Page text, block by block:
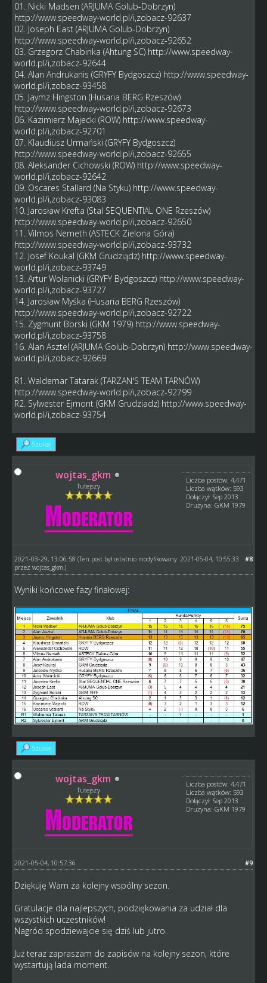
01. Nicki Madsen (ARJUMA Golub-Dobrzyn)
http://www.speedway-world.pl/i,zobacz-92637
02. Joseph East (ARJUMA Golub-Dobrzyn)
http://www.speedway-world.pl/i,zobacz-92652
03. Grzegorz Chabinka (Ahtung SC) http://www.speedway-
world.pl/i,zobacz-92644
04. Alan Andrukanis (GRYFY Bydgoszcz) http://www.speedway-
world.pl/i,zobacz-93458
05. Jaymz Hingston (Husaria BERG Rzeszów)
http://www.speedway-world.pl/i,zobacz-92673
06. Kazimierz Majecki (ROW) http://www.speedway-
world.pl/i,zobacz-92701
07. Klaudiusz Urmański (GRYFY Bydgoszcz)
http://www.speedway-world.pl/i,zobacz-92655
08. Aleksander Cichowski (ROW) http://www.speedway-
world.pl/i,zobacz-92642
09. Oscares Stallard (Na Styku) http://www.speedway-
world.pl/i,zobacz-93083
10. Jarosław Krefta (Stal SEQUENTIAL ONE Rzeszów)
http://www.speedway-world.pl/i,zobacz-92650
11. Vilmos Nemeth (ASTECK Zielona Góra)
http://www.speedway-world.pl/i,zobacz-93732
12. Josef Koukal (GKM Grudziądz) http://www.speedway-
world.pl/i,zobacz-93749
13. Artur Wolanicki (GRYFY Bydgoszcz) http://www.speedway-
world.pl/i,zobacz-93727
14. Jarosław Myśka (Husaria BERG Rzeszów)
http://www.speedway-world.pl/i,zobacz-92722
15. Zygmunt Borski (GKM 1979) http://www.speedway-
world.pl/i,zobacz-93758
16. Alan Asztel (ARJUMA Golub-Dobrzyn) http://www.speedway-
world.pl/i,zobacz-92669
R1. Waldemar Tatarak (TARZAN'S TEAM TARNÓW)
http://www.speedway-world.pl/i,zobacz-92799
R2. Sylwester Ejmont (GKM Grudziadz) http://www.speedway-
world.pl/i,zobacz-93754
Szukaj
wojtas_gkm
Tutejszy
Liczba postów: 4,471
Liczba wątków: 593
Dołączył: Sep 2013
Drużyna: GKM 1979
#8
2021-03-29, 13:06:58 (Ten post był ostatnio modyfikowany: 2021-05-04, 10:55:33
przez wojtas_gkm.)
Wyniki końcowe fazy finałowej:
Szukaj
wojtas_gkm
Tutejszy
Liczba postów: 4,471
Liczba wątków: 593
Dołączył: Sep 2013
Drużyna: GKM 1979
#9
2021-05-04, 10:57:36
Dziękuję Wam za kolejny wspólny sezon.
Gratulacje dla najlepszych, podziękowania za udział dla
wszystkich uczestników!
Nagród spodziewajcie się dziś lub jutro.
Już teraz zapraszam do zapisów na kolejny sezon, które
wystartują lada moment.